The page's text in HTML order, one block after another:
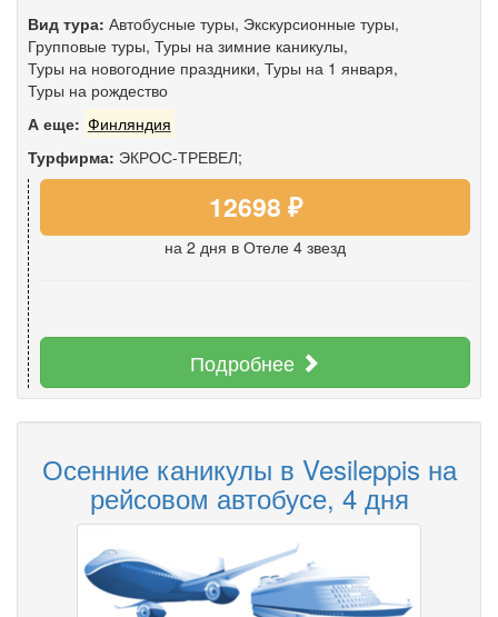
Вид тура: Автобусные туры, Экскурсионные туры,
Групповые туры, Туры на зимние каникулы,
Туры на новогодние праздники, Туры на 1 января,
Туры на рождество
А еще: Финляндия
Турфирма: ЭКРОС-ТРЕВЕЛ;
12698 ₽
на 2 дня в Отеле 4 звезд
Подробнее
Осенние каникулы в Vesileppis на
рейсовом автобусе, 4 дня